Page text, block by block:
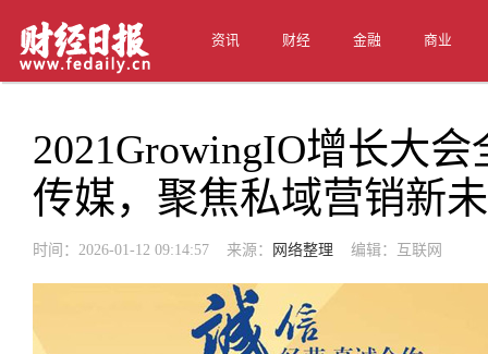
资讯 财经 金融 商业
2021GrowingIO增长大
传媒，聚焦私域营销新
时间：2026-01-12 09:14:57 来源： 网络整理 编辑：互联网